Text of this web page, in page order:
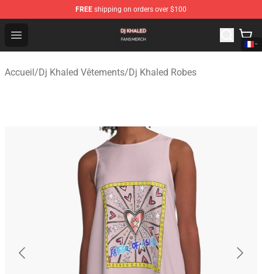
FREE shipping on orders over $100
Open menu
Dj Khaled Shop - Official Dj Khaled Merchandise Store
Accueil/Dj Khaled Vêtements/Dj Khaled Robes